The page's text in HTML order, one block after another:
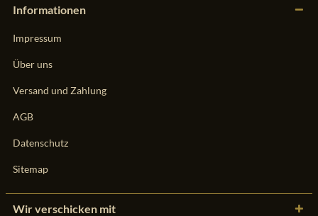
Informationen
Impressum
Über uns
Versand und Zahlung
AGB
Datenschutz
Sitemap
Wir verschicken mit